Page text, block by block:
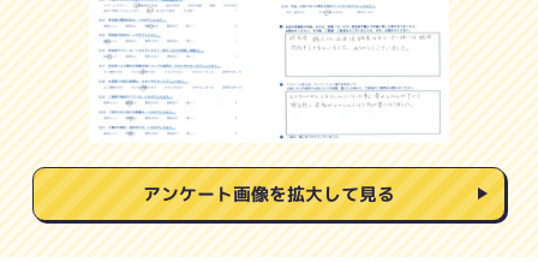
アンケート画像を拡大して見る